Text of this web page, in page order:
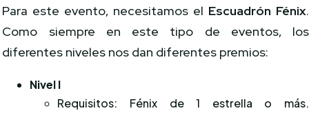
Para este evento, necesitamos el Escuadrón Fénix.
Como siempre en este tipo de eventos, los
diferentes niveles nos dan diferentes premios:
Nivel I
Requisitos: Fénix de 1 estrella o más.